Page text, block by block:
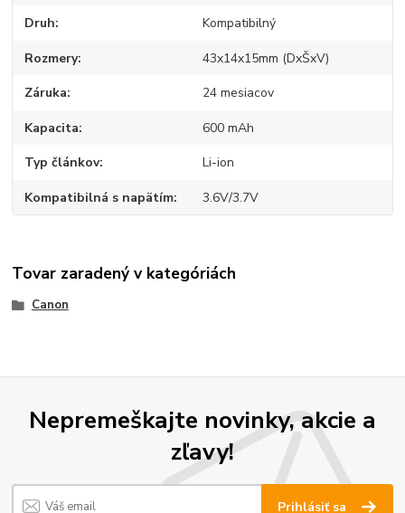
Druh Kompatibilný
Rozmery 43x14x15mm (DxŠxV)
Záruka 24 mesiacov
Kapacita 600 mAh
Typ článkov Li-ion
Kompatibilná s napätím 3.6V/3.7V
Tovar zaradený v kategóriách
Canon
Nepremeškajte novinky, akcie a
zľavy!
Prihlásiť sa